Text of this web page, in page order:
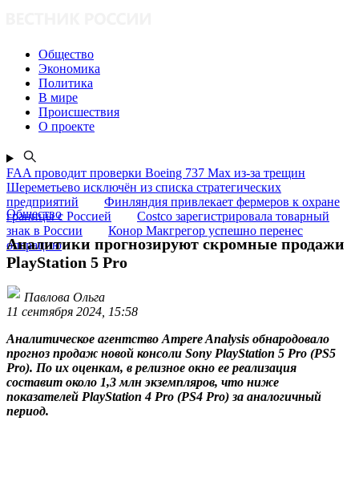
Общество
Экономика
Политика
В мире
Происшествия
О проекте
FAA проводит проверки Boeing 737 Max из-за трещин
Шереметьево исключён из списка стратегических
предприятий
Финляндия привлекает фермеров к охране
границы с Россией
Costco зарегистрировала товарный
знак в России
Конор Макгрегор успешно перенес
операцию
Общество
Аналитики прогнозируют скромные продажи
PlayStation 5 Pro
Павлова Ольга
11 сентября 2024, 15:58
Аналитическое агентство Ampere Analysis обнародовало
прогноз продаж новой консоли Sony PlayStation 5 Pro (PS5
Pro). По их оценкам, в релизное окно ее реализация
составит около 1,3 млн экземпляров, что ниже
показателей PlayStation 4 Pro (PS4 Pro) за аналогичный
период.